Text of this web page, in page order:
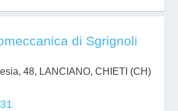
di Sgrignoli
48, LANCIANO, CHIETI (CH)